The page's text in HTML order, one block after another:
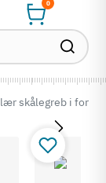
0
skålegreb i